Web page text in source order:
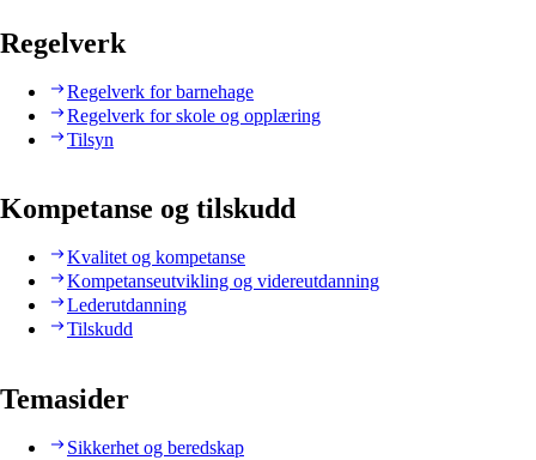
Regelverk
Regelverk for barnehage
Regelverk for skole og opplæring
Tilsyn
Kompetanse og tilskudd
Kvalitet og kompetanse
Kompetanseutvikling og videreutdanning
Lederutdanning
Tilskudd
Temasider
Sikkerhet og beredskap